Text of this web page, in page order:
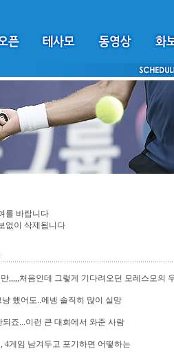
를 바랍니다
없이 삭제됩니다
,,,,,처음인데 그렇게 기다려오던 모레스모의
했어도..에넹 솔직히 많이 실망
죠...이런 큰 대회에서 와준 사람
4게임 남겨두고 포기하면 어떻하는